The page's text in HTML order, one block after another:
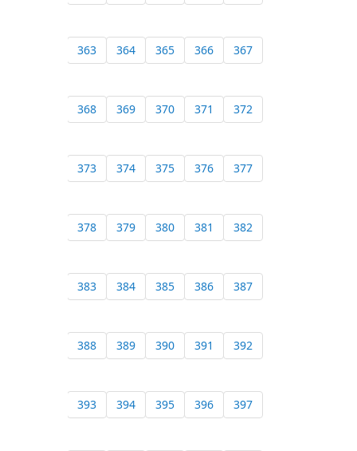
363 364 365 366 367
368 369 370 371 372
373 374 375 376 377
378 379 380 381 382
383 384 385 386 387
388 389 390 391 392
393 394 395 396 397